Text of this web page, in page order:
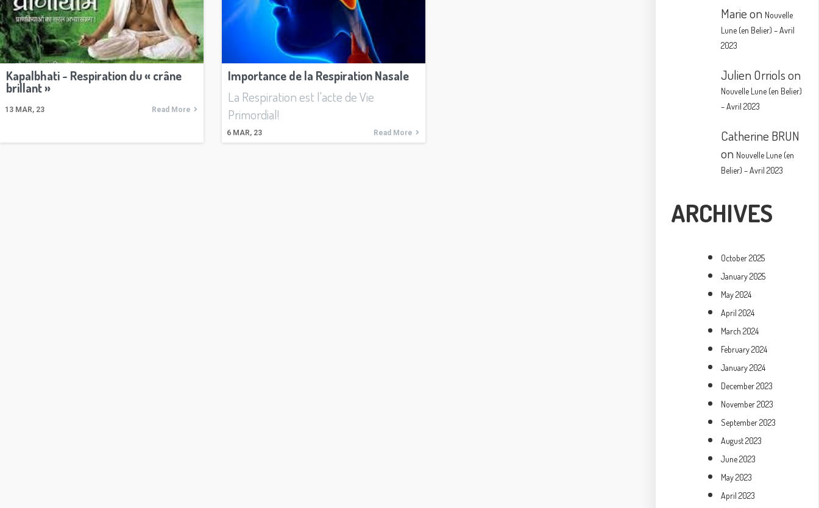
Kapalbhati ~ Respiration du « crâne
brillant »
13 MAR, 23 Read More
Importance de la Respiration Nasale
6 MAR, 23
La Respiration est l'acte de Vie
Primordial!
Read More
Marieon Nouvelle
Lune (en Belier) – Avril
2023
Julien Orriolson
Nouvelle Lune (en Belier)
– Avril 2023
Catherine BRUN
on Nouvelle Lune (en
Belier) – Avril 2023
ARCHIVES
October 2025
January 2025
May 2024
April 2024
March 2024
February 2024
January 2024
December 2023
November 2023
September 2023
August 2023
June 2023
May 2023
April 2023